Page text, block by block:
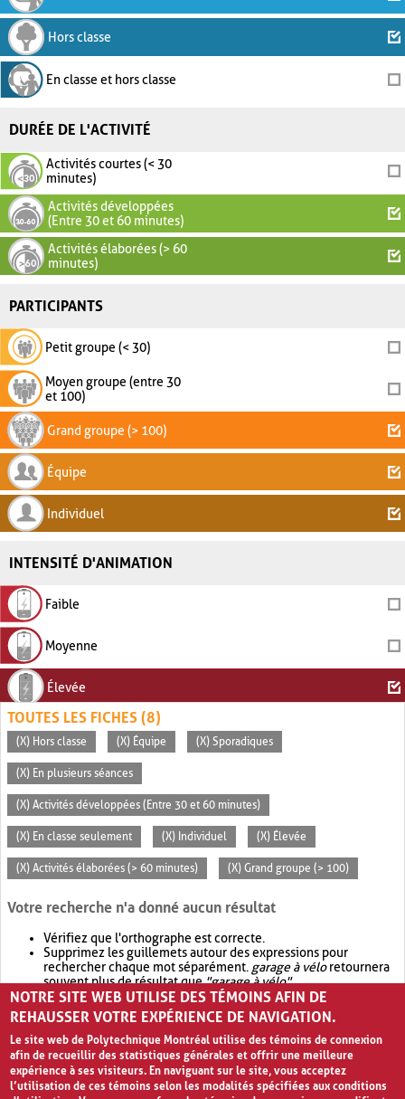
Hors classe
En classe et hors classe
DURÉE DE L'ACTIVITÉ
Activités courtes (< 30
minutes)
Activités développées
(Entre 30 et 60 minutes)
Activités élaborées (> 60
minutes)
PARTICIPANTS
Petit groupe (< 30)
Moyen groupe (entre 30
et 100)
Grand groupe (> 100)
Équipe
Individuel
INTENSITÉ D'ANIMATION
Faible
Moyenne
Élevée
TOUTES LES FICHES (8)
(X) Hors classe (X) Équipe (X) Sporadiques
(X) En plusieurs séances
(X) Activités développées (Entre 30 et 60 minutes)
(X) En classe seulement (X) Individuel (X) Élevée
(X) Activités élaborées (> 60 minutes) (X) Grand groupe (> 100)
Votre recherche n'a donné aucun résultat
Vérifiez que l'orthographe est correcte.
Supprimez les guillemets autour des expressions pour
rechercher chaque mot séparément. garage à véloretournera
souvent plus de résultat que"garage à vélo".
Envisagez d'élargir votre recherche avec OR.garage OR vélo
retournera souvent plus de résultat quegarage à vélo
NOTRE SITE WEB UTILISE DES TÉMOINS AFIN DE
REHAUSSER VOTRE EXPÉRIENCE DE NAVIGATION.
Le site web de Polytechnique Montréal utilise des témoins de connexion
afin de recueillir des statistiques générales et offrir une meilleure
expérience à ses visiteurs. En naviguant sur le site, vous acceptez
l’utilisation de ces témoins selon les modalités spécifiées aux conditions